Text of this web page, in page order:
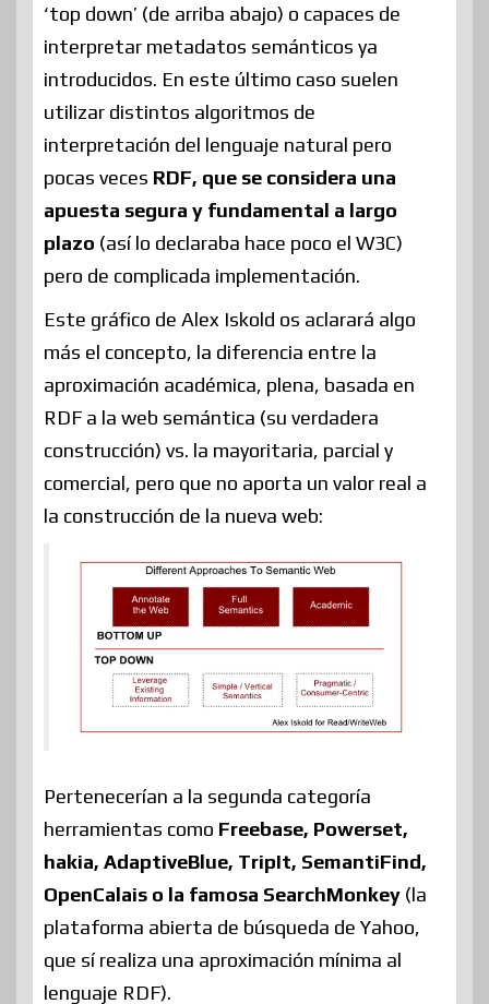
‘top down’ (de arriba abajo) o capaces de
interpretar metadatos semánticos ya
introducidos. En este último caso suelen
utilizar distintos algoritmos de
interpretación del lenguaje natural pero
pocas veces RDF, que se considera una
apuesta segura y fundamental a largo
plazo (así lo declaraba hace poco el W3C)
pero de complicada implementación.
Este gráfico de Alex Iskold os aclarará algo
más el concepto, la diferencia entre la
aproximación académica, plena, basada en
RDF a la web semántica (su verdadera
construcción) vs. la mayoritaria, parcial y
comercial, pero que no aporta un valor real a
la construcción de la nueva web:
Pertenecerían a la segunda categoría
herramientas como Freebase, Powerset,
hakia, AdaptiveBlue, TripIt, SemantiFind,
OpenCalais o la famosa SearchMonkey (la
plataforma abierta de búsqueda de Yahoo,
que sí realiza una aproximación mínima al
lenguaje RDF).